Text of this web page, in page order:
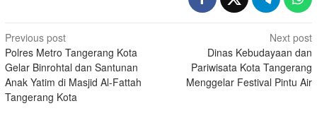
Post
navigation
Previous post
Polres Metro Tangerang Kota
Gelar Binrohtal dan Santunan
Anak Yatim di Masjid Al-Fattah
Tangerang Kota
Next post
Dinas Kebudayaan dan
Pariwisata Kota Tangerang
Menggelar Festival Pintu Air